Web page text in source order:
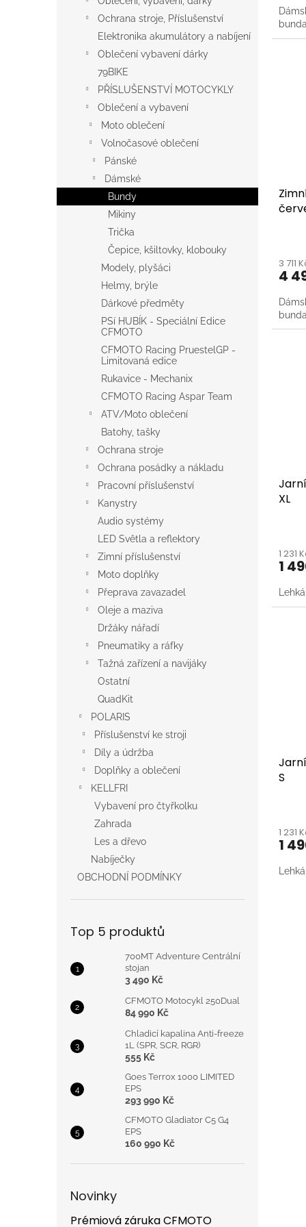
Ochrana stroje, Příslušenství
Elektronika akumulátory a nabíjení
Oblečení vybavení dárky
79BIKE
PŘÍSLUŠENSTVÍ MOTOCYKLY
Oblečení a vybavení
Moto oblečení
Volnočasové oblečení
Pánské
Dámské
Bundy
Mikiny
Trička
Čepice, kšiltovky, klobouky
Modely, plyšáci
Helmy, brýle
Dárkové předměty
PSí HUBÍK - Speciální Edice
CFMOTO
CFMOTO Racing PruestelGP -
Limitovaná edice
Rukavice - Mechanix
CFMOTO Racing Aspar Team
ATV/Moto oblečení
Batohy, tašky
Ochrana stroje
Ochrana posádky a nákladu
Pracovní příslušenství
Kanystry
Audio systémy
LED Světla a reflektory
Zimní příslušenství
Moto doplňky
Přeprava zavazadel
Oleje a maziva
Držáky nářadí
Pneumatiky a ráfky
Tažná zařízení a navijáky
Ostatní
QuadKit
POLARIS
Příslušenství ke stroji
Díly a údržba
Doplňky a oblečení
KELLFRI
Vybavení pro čtyřkolku
Zahrada
Les a dřevo
Nabíječky
OBCHODNÍ PODMÍNKY
Top 5 produktů
700MT Adventure Centrální
stojan
3 490 Kč
CFMOTO Motocykl 250Dual
84 990 Kč
Chladicí kapalina Anti-freeze
1L (SPR, SCR, RGR)
555 Kč
Goes Terrox 1000 LIMITED
EPS
293 990 Kč
CFMOTO Gladiator C5 G4
EPS
160 990 Kč
Novinky
Prémiová záruka CFMOTO
3 711
4
XL
1 231
1
S
1 231
1